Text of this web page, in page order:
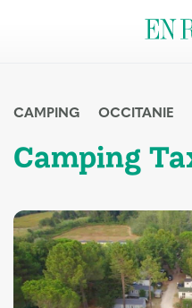
CAMPING OCCITANIE
Camping